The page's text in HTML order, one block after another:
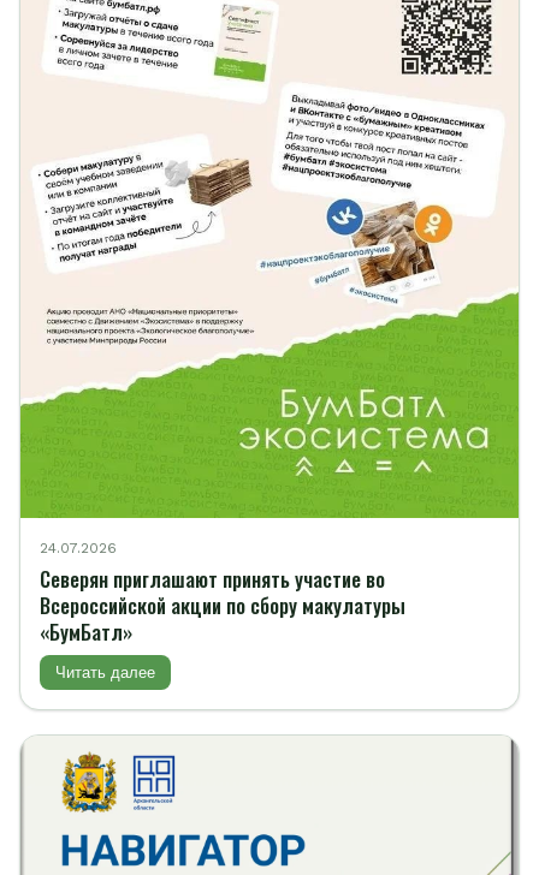
24.07.2026
Северян приглашают принять участие во
Всероссийской акции по сбору макулатуры
«БумБатл»
Читать далее